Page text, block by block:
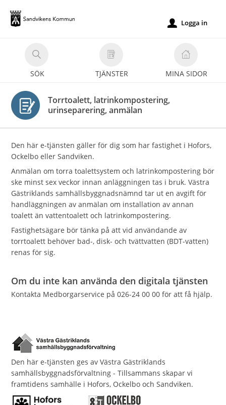
till
tjänster
Sandvikens
kommun
SÖK TJÄNSTER MINA SIDOR
u Logga in
Torrtoalett, latrinkompostering,
urinseparering, anmälan
Den här e-tjänsten gäller för dig som har fastighet i Hofors,
Ockelbo eller Sandviken.
Anmälan om torra toalettsystem och latrinkompostering bör
ske minst sex veckor innan anläggningen tas i bruk. Västra
Gästriklands samhälls­byggnadsnämnd tar ut en avgift för
handläggningen av anmälan om installation av annan
toalett än vattentoalett och latrin­kompostering.
Fastighetsägare bör tänka på att vid användande av
torrtoalett behöver bad-, disk- och tvättvatten (BDT-vatten)
renas för sig.
Om du inte kan använda den digitala tjänsten
Kontakta Medborgarservice på 026-24 00 00 för att få hjälp.
Den här e-tjänsten ges av Västra Gästriklands
samhällsbyggnadsförvaltning - Tillsammans skapar vi
framtidens samhälle i Hofors, Ockelbo och Sandviken.